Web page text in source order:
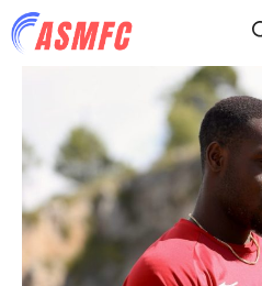
Aller
au